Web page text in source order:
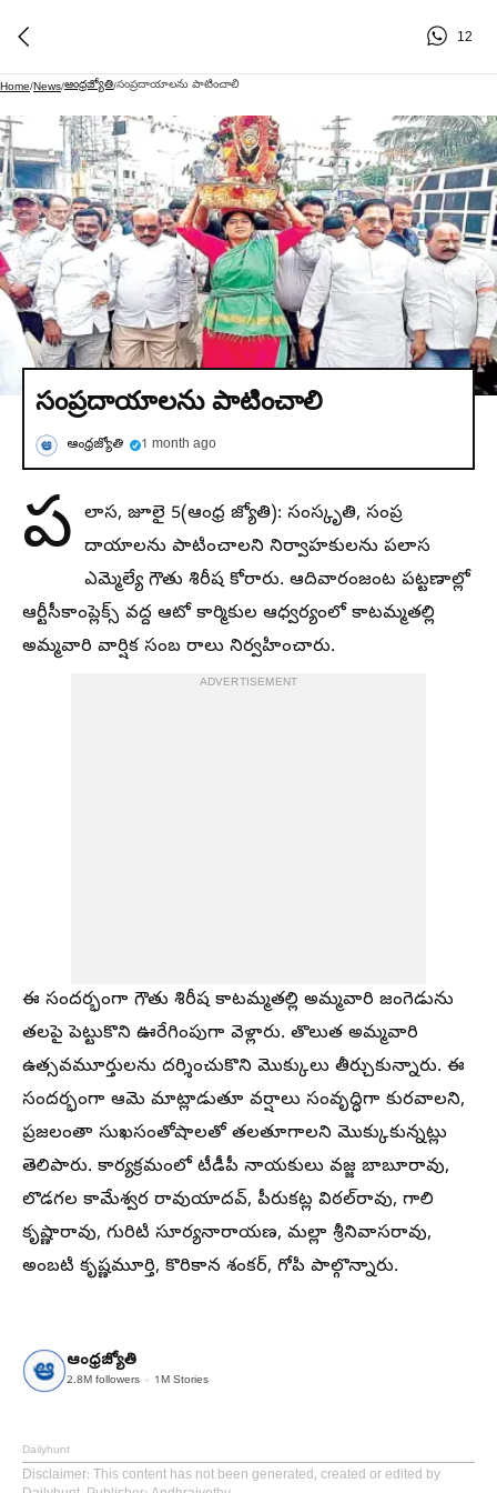
12
Home/News/ఆంధ్రజ్యోతి/సంప్రదాయాలను పాటించాలి
సంప్రదాయాలను పాటించాలి
ఆంధ్రజ్యోతి 1 month ago
ప లాస, జూలై 5(ఆంధ్ర జ్యోతి): సంస్కృతి, సంప్ర
దాయాలను పాటించాలని నిర్వాహకులను పలాస
ఎమ్మెల్యే గౌతు శిరీష కోరారు. ఆదివారంజంట పట్టణాల్లో
ఆర్టీసీకాంప్లెక్స్‌ వద్ద ఆటో కార్మికుల ఆధ్వర్యంలో కాటమ్మతల్లి
అమ్మవారి వార్షిక సంబ రాలు నిర్వహించారు.
ADVERTISEMENT
ఈ సందర్భంగా గౌతు శిరీష కాటమ్మతల్లి అమ్మవారి జంగెడును
తలపై పెట్టుకొని ఊరేగింపుగా వెళ్లారు. తొలుత అమ్మవారి
ఉత్సవమూర్తులను దర్శించుకొని మొక్కులు తీర్చుకున్నారు. ఈ
సందర్భంగా ఆమె మాట్లాడుతూ వర్షాలు సంవృద్ధిగా కురవాలని,
ప్రజలంతా సుఖసంతోషాలతో తలతూగాలని మొక్కుకున్నట్లు
తెలిపారు. కార్యక్రమంలో టీడీపీ నాయకులు వజ్జ బాబూరావు,
లొడగల కామేశ్వర రావుయాదవ్‌, పీరుకట్ల విఠల్‌రావు, గాలి
కృష్ణారావు, గురిటి సూర్యనారాయణ, మల్లా శ్రీనివాసరావు,
అంబటి కృష్ణమూర్తి, కొరికాన శంకర్‌, గోపి పాల్గొన్నారు.
ఆంధ్రజ్యోతి
2.8M followers 1M Stories
Dailyhunt
Disclaimer: This content has not been generated, created or edited by